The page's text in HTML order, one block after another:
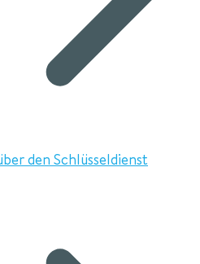
den Schlüsseldienst